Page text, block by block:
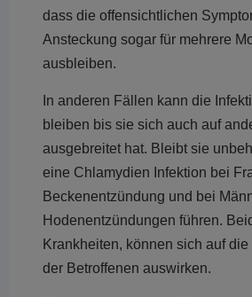
dass die offensichtlichen
Ansteckung sogar für mehrere
ausbleiben.
In anderen Fällen kann die
bleiben bis sie sich auch auf
ausgebreitet hat. Bleibt sie
eine Chlamydien Infektion bei
Beckenentzündung und bei
Hodenentzündungen führen.
Krankheiten, können sich auf
der Betroffenen auswirken.